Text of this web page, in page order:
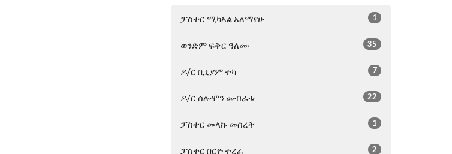
ፓስተር ሚካኣል አለማየሁ 1
ወንድም ፍቅር ዓለሙ 35
ዶ/ር ቢኒያም ተካ 7
ዶ/ር ሰሎሞን መብራቱ 22
ፓስተር መላኩ መሰረት 1
ፓስተር በርዮ ተረፈ 2